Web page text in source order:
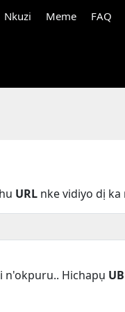
Nkuzi Meme FAQ
URL nke vidiyo dị ka
n'okpuru.. Hichapụ